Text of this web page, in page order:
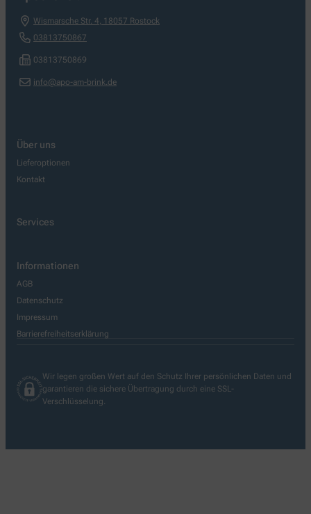
Wismarsche Str. 4, 18057 Rostock
03813750867
03813750869
info@apo-am-brink.de
Über uns
Lieferoptionen
Kontakt
Services
Informationen
AGB
Datenschutz
Impressum
Barrierefreiheitserklärung
Wir legen großen Wert auf den Schutz Ihrer persönlichen Daten und
garantieren die sichere Übertragung durch eine SSL-
Verschlüsselung.